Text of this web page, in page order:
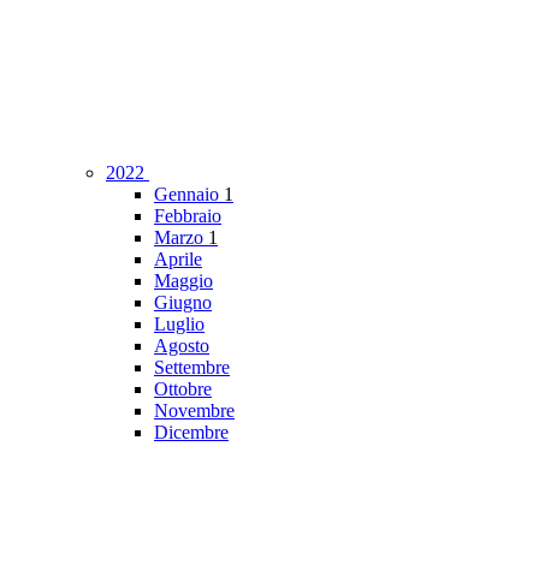
2022
Gennaio 1
Febbraio
Marzo 1
Aprile
Maggio
Giugno
Luglio
Agosto
Settembre
Ottobre
Novembre
Dicembre